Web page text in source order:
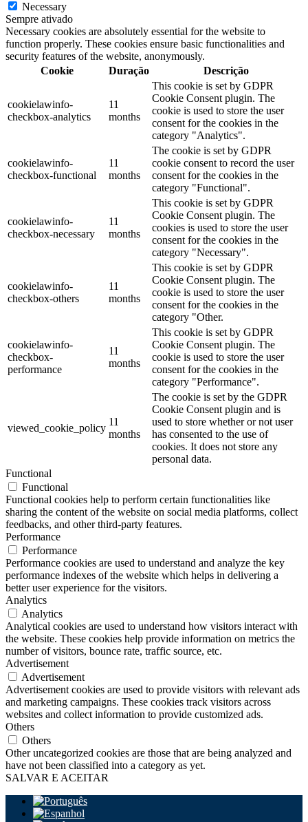
Necessary
Sempre ativado
Necessary cookies are absolutely essential for the website to
function properly. These cookies ensure basic functionalities and
security features of the website, anonymously.
Cookie
Duração Descrição
cookielawinfo-
checkbox-analytics
11
months
This cookie is set by GDPR
Cookie Consent plugin. The
cookie is used to store the user
consent for the cookies in the
category "Analytics".
cookielawinfo-
checkbox-functional
11
months
The cookie is set by GDPR
cookie consent to record the user
consent for the cookies in the
category "Functional".
cookielawinfo-
checkbox-necessary
11
months
This cookie is set by GDPR
Cookie Consent plugin. The
cookies is used to store the user
consent for the cookies in the
category "Necessary".
cookielawinfo-
checkbox-others
11
months
This cookie is set by GDPR
Cookie Consent plugin. The
cookie is used to store the user
consent for the cookies in the
category "Other.
cookielawinfo-
checkbox-
performance
11
months
This cookie is set by GDPR
Cookie Consent plugin. The
cookie is used to store the user
consent for the cookies in the
category "Performance".
viewed_cookie_policy
11
months
The cookie is set by the GDPR
Cookie Consent plugin and is
used to store whether or not user
has consented to the use of
cookies. It does not store any
personal data.
Functional
Functional
Functional cookies help to perform certain functionalities like
sharing the content of the website on social media platforms, collect
feedbacks, and other third-party features.
Performance
Performance
Performance cookies are used to understand and analyze the key
performance indexes of the website which helps in delivering a
better user experience for the visitors.
Analytics
Analytics
Analytical cookies are used to understand how visitors interact with
the website. These cookies help provide information on metrics the
number of visitors, bounce rate, traffic source, etc.
Advertisement
Advertisement
Advertisement cookies are used to provide visitors with relevant ads
and marketing campaigns. These cookies track visitors across
websites and collect information to provide customized ads.
Others
Others
Other uncategorized cookies are those that are being analyzed and
have not been classified into a category as yet.
SALVAR E ACEITAR